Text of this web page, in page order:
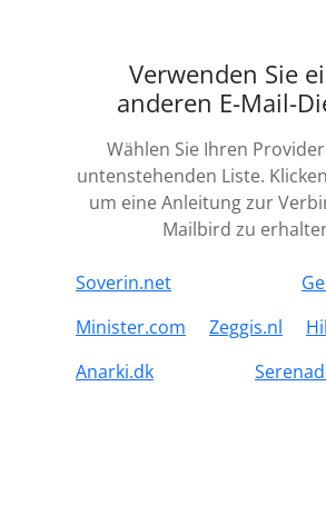
Verwenden Sie
anderen E-Mail-
Wählen Sie Ihren
untenstehenden Liste.
um eine Anleitung zur
Mailbird zu
Soverin.net
Minister.com
Zeggis.nl
Anarki.dk